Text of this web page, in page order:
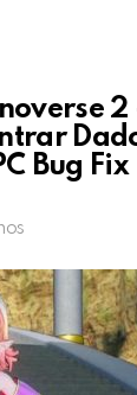
2
Bug Fix